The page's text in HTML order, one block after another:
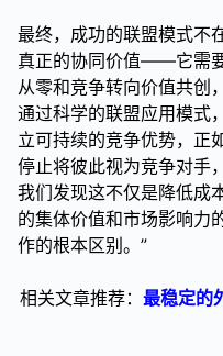
最终，成功的联盟模式不
真正的协同价值——它需
从零和竞争转向价值共创
通过科学的联盟应用模式
立可持续的竞争优势，正
停止将彼此视为竞争对手
我们发现这不仅是降低成
的集体价值和市场影响力
作的根本区别。”
相关文章推荐： 最稳定的